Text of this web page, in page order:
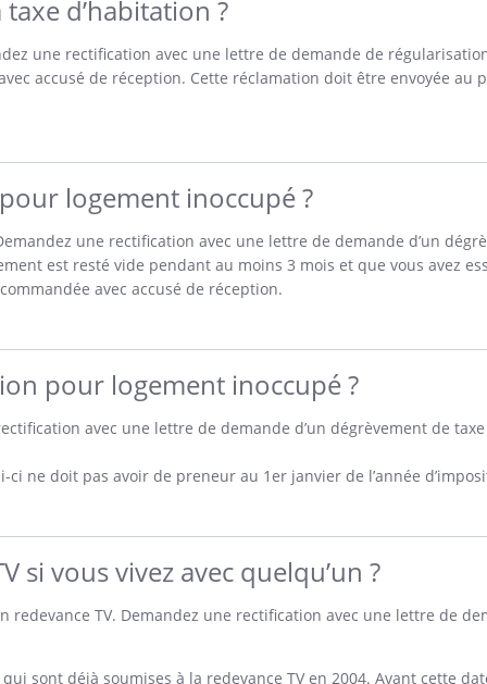
d’habitation ?
une rectification avec une lettre de demande de
accusé de réception. Cette réclamation doit être envoyée au
logement inoccupé ?
une rectification avec une lettre de demande d’un
est resté vide pendant au moins 3 mois et que vous avez
avec accusé de réception.
pour logement inoccupé ?
avec une lettre de demande d’un dégrèvement de
ne doit pas avoir de preneur au 1er janvier de l’année
vous vivez avec quelqu’un ?
redevance TV. Demandez une rectification avec une lettre de
sont déjà soumises à la redevance TV en 2004. Avant cette